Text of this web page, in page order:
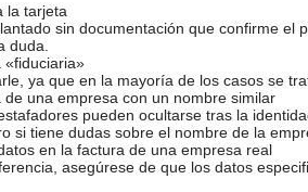
la tarjeta
sin documentación que confirme
duda.
«fiduciaria»
ya que en la mayoría de los casos se
una empresa con un nombre similar
pueden ocultarse tras la
si tiene dudas sobre el nombre de la
en la factura de una empresa real
asegúrese de que los datos